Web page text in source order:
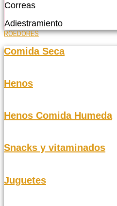
Correas
Adiestramiento
ROEDORES
Comida Seca
Henos
Henos Comida Humeda
Snacks y vitaminados
Juguetes